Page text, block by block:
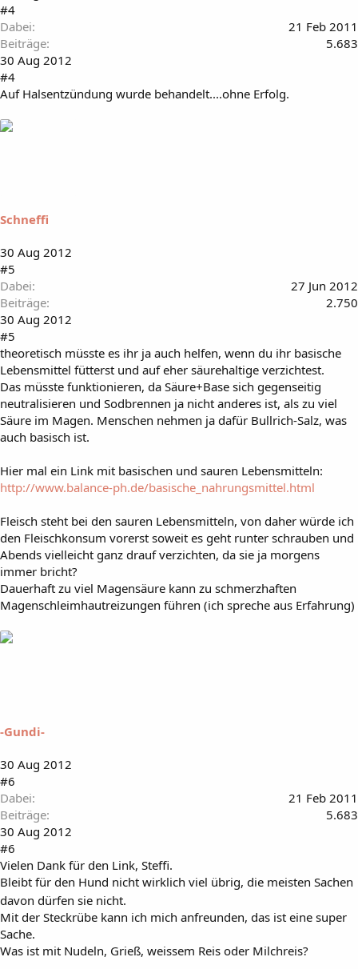
#4
Dabei
21 Feb 2011
Beiträge
5.683
30 Aug 2012
#4
Auf Halsentzündung wurde behandelt....ohne Erfolg.
Schneffi
30 Aug 2012
#5
Dabei
27 Jun 2012
Beiträge
2.750
30 Aug 2012
#5
theoretisch müsste es ihr ja auch helfen, wenn du ihr basische
Lebensmittel fütterst und auf eher säurehaltige verzichtest.
Das müsste funktionieren, da Säure+Base sich gegenseitig
neutralisieren und Sodbrennen ja nicht anderes ist, als zu viel
Säure im Magen. Menschen nehmen ja dafür Bullrich-Salz, was
auch basisch ist.
Hier mal ein Link mit basischen und sauren Lebensmitteln:
http://www.balance-ph.de/basische_nahrungsmittel.html
Fleisch steht bei den sauren Lebensmitteln, von daher würde ich
den Fleischkonsum vorerst soweit es geht runter schrauben und
Abends vielleicht ganz drauf verzichten, da sie ja morgens
immer bricht?
Dauerhaft zu viel Magensäure kann zu schmerzhaften
Magenschleimhautreizungen führen (ich spreche aus Erfahrung)
-Gundi-
30 Aug 2012
#6
Dabei
21 Feb 2011
Beiträge
5.683
30 Aug 2012
#6
Vielen Dank für den Link, Steffi.
Bleibt für den Hund nicht wirklich viel übrig, die meisten Sachen
davon dürfen sie nicht.
Mit der Steckrübe kann ich mich anfreunden, das ist eine super
Sache.
Was ist mit Nudeln, Grieß, weissem Reis oder Milchreis?